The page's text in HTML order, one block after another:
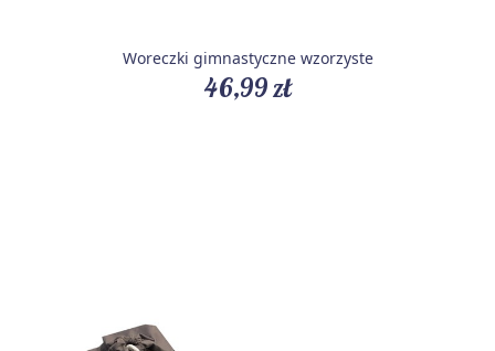
Woreczki gimnastyczne wzorzyste
46,99 zł